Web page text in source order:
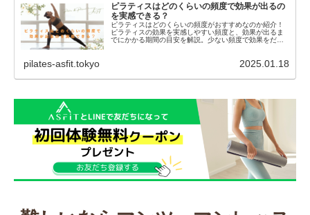
ピラティスはどのくらいの頻度で効果が出るの
を実感できる？
ピラティスはどのくらいの頻度がおすすめなのか紹介！
ピラティスの効果を実感しやすい頻度と、効果が出るま
でにかかる期間の目安を解説。少ない頻度で効果をだす
pilates-asfit.tokyo 2025.01.18